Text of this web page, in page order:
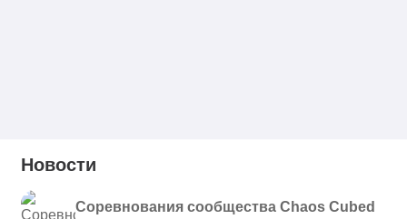
Новости
Соревнования сообщества Chaos Cubed